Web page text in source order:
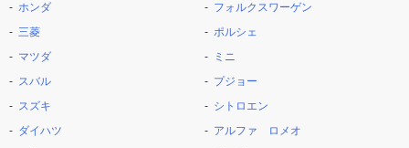
ホンダ
三菱
マツダ
スバル
スズキ
ダイハツ
フォルクスワーゲン
ポルシェ
ミニ
プジョー
シトロエン
アルファ ロメオ